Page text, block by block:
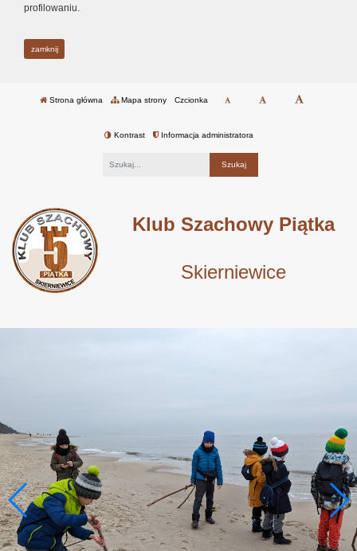
profilowaniu.
zamknij
Strona główna Mapa strony Czcionka
Kontrast Informacja administratora
Klub Szachowy Piątka
Skierniewice